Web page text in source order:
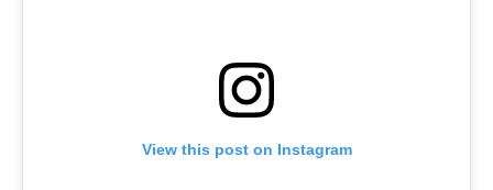
View this post on Instagram